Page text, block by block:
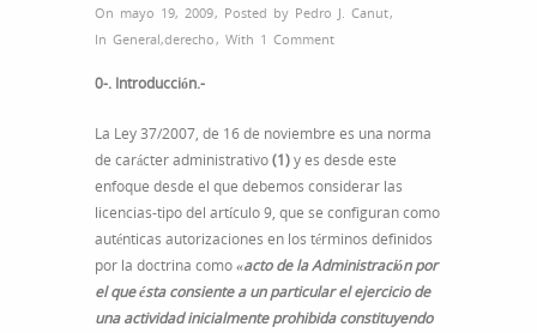
On mayo 19, 2009, Posted by Pedro J. Canut,
In General,derecho, With 1 Comment
0-. Introducción.-
La Ley 37/2007, de 16 de noviembre es una norma
de carácter administrativo(1)y es desde este
enfoque desde el que debemos considerar las
licencias-tipo del artículo 9, que se configuran como
auténticas autorizaciones en los términos definidos
por la doctrina como«acto de la Administración por
el que ésta consiente a un particular el ejercicio de
una actividad inicialmente prohibida constituyendo